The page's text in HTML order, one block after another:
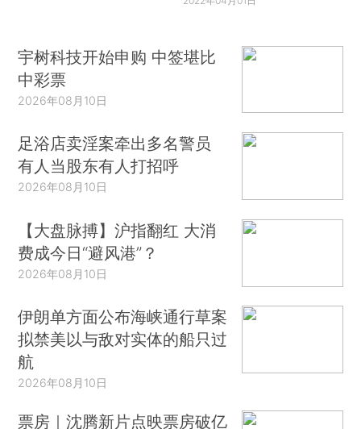
宇树科技开始申购 中签堪比
中彩票
2026年08月10日
足浴店卖淫案牵出多名警员
有人当股东有人打招呼
2026年08月10日
【大盘脉搏】沪指翻红 大消
费成今日“避风港”？
2026年08月10日
伊朗单方面公布海峡通行草案
拟禁美以与敌对实体的船只过
航
2026年08月10日
票房｜沈腾新片点映票房破亿